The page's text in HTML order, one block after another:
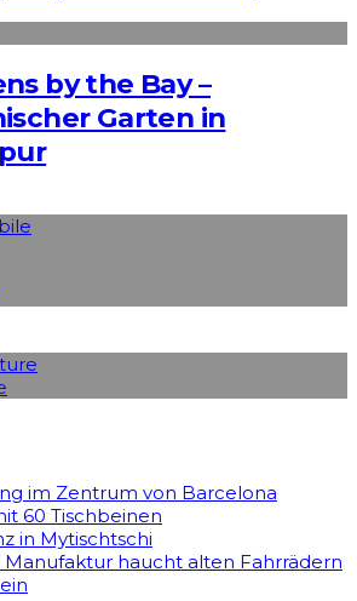
by the Bay –
Garten in
im Zentrum von Barcelona
60 Tischbeinen
in Mytischtschi
Manufaktur haucht alten Fahrrädern